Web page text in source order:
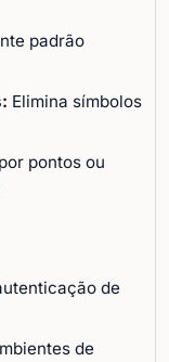
padrão
Elimina símbolos
pontos ou
de
de